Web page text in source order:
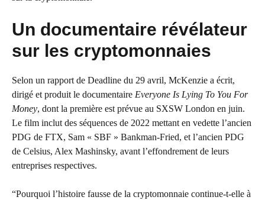
Un documentaire révélateur
sur les cryptomonnaies
Selon un rapport de Deadline du 29 avril, McKenzie a écrit,
dirigé et produit le documentaire Everyone Is Lying To You For
Money, dont la première est prévue au SXSW London en juin.
Le film inclut des séquences de 2022 mettant en vedette l’ancien
PDG de FTX, Sam « SBF » Bankman-Fried, et l’ancien PDG
de Celsius, Alex Mashinsky, avant l’effondrement de leurs
entreprises respectives.
“Pourquoi l’histoire fausse de la cryptomonnaie continue-t-elle à